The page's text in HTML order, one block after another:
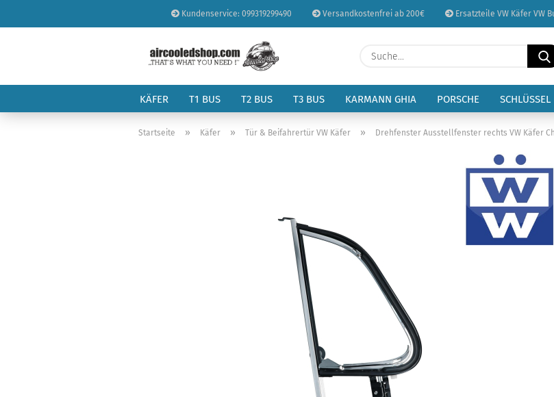
Kundenservice: 099319299490 Versandkostenfrei ab 200€ Ersatzteile VW Käfer VW
Sprache
Lieferland
KÄFER T1 BUS T2 BUS T3 BUS KARMANN GHIA PORSCHE
Startseite » Käfer » Tür & Beifahrertür VW Käfer » Drehfenster Ausstellfenster rechts VW Käfer